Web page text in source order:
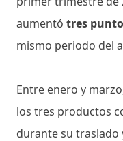
aumentó tres
mismo periodo del
Entre enero y
los tres productos
durante su traslado